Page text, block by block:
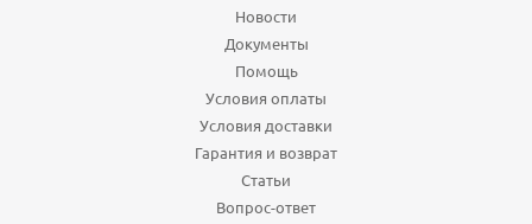
Новости
Документы
Помощь
Условия оплаты
Условия доставки
Гарантия и возврат
Статьи
Вопрос-ответ